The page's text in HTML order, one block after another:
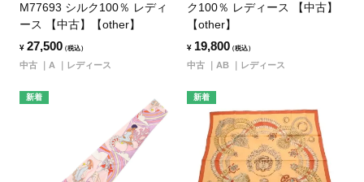
M77693 シルク100％ レディ
ース 【中古】【other】
¥ 27,500（税込）
中古 A レディース
ク100％ レディース 【中古】
【other】
¥ 19,800（税込）
中古 AB レディース
新着 新着